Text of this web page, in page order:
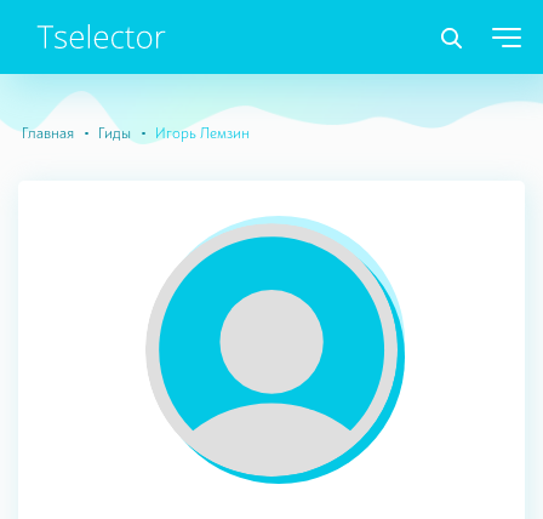
Главная Гиды Игорь Лемзин